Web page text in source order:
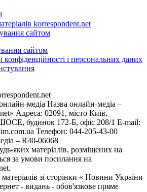
korrespondent.net
сайтом
сайтом
конфіденційності і персональних даних
медіа Назва онлайн-медіа –
Адреса: 02091, місто Київ,
будинок 172-Б, офіс 208/1 E-mail:
Телефон: 044-205-43-00
– R40-06068
яких матеріалів, розміщених на
за умови посилання на
зі сторінки « Новини України
- видань - обов'язкове пряме